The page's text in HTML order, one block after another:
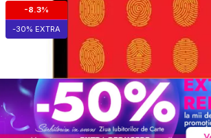
-8.3%
-30% EXTRA